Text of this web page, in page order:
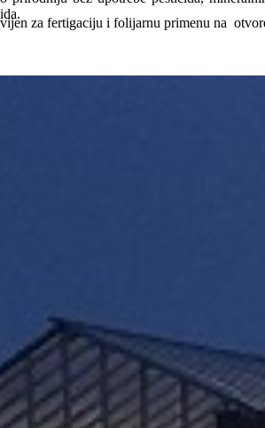
za fertigaciju i folijarnu primenu na
1% ( pogledajte katalog Van Iperena ,